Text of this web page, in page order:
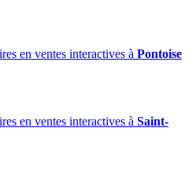
en ventes interactives à Pontoise
en ventes interactives à Saint-